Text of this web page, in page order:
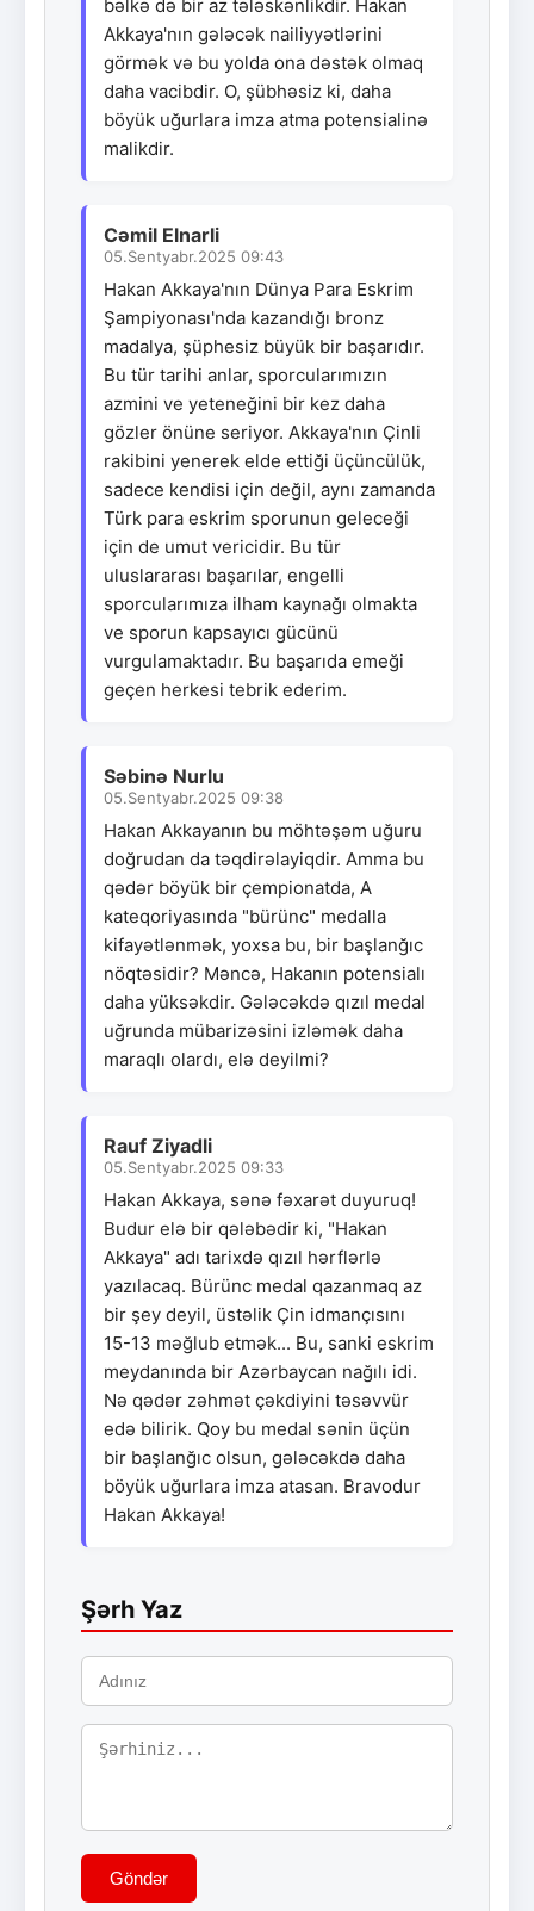
bəlkə də bir az tələskənlikdir. Hakan
Akkaya'nın gələcək nailiyyətlərini
görmək və bu yolda ona dəstək olmaq
daha vacibdir. O, şübhəsiz ki, daha
böyük uğurlara imza atma potensialinə
malikdir.
Cəmil Elnarli
05.Sentyabr.2025 09:43
Hakan Akkaya'nın Dünya Para Eskrim
Şampiyonası'nda kazandığı bronz
madalya, şüphesiz büyük bir başarıdır.
Bu tür tarihi anlar, sporcularımızın
azmini ve yeteneğini bir kez daha
gözler önüne seriyor. Akkaya'nın Çinli
rakibini yenerek elde ettiği üçüncülük,
sadece kendisi için değil, aynı zamanda
Türk para eskrim sporunun geleceği
için de umut vericidir. Bu tür
uluslararası başarılar, engelli
sporcularımıza ilham kaynağı olmakta
ve sporun kapsayıcı gücünü
vurgulamaktadır. Bu başarıda emeği
geçen herkesi tebrik ederim.
Səbinə Nurlu
05.Sentyabr.2025 09:38
Hakan Akkayanın bu möhtəşəm uğuru
doğrudan da təqdirəlayiqdir. Amma bu
qədər böyük bir çempionatda, A
kateqoriyasında "bürünc" medalla
kifayətlənmək, yoxsa bu, bir başlanğıc
nöqtəsidir? Məncə, Hakanın potensialı
daha yüksəkdir. Gələcəkdə qızıl medal
uğrunda mübarizəsini izləmək daha
maraqlı olardı, elə deyilmi?
Rauf Ziyadli
05.Sentyabr.2025 09:33
Hakan Akkaya, sənə fəxarət duyuruq!
Budur elə bir qələbədir ki, "Hakan
Akkaya" adı tarixdə qızıl hərflərlə
yazılacaq. Bürünc medal qazanmaq az
bir şey deyil, üstəlik Çin idmançısını
15-13 məğlub etmək... Bu, sanki eskrim
meydanında bir Azərbaycan nağılı idi.
Nə qədər zəhmət çəkdiyini təsəvvür
edə bilirik. Qoy bu medal sənin üçün
bir başlanğıc olsun, gələcəkdə daha
böyük uğurlara imza atasan. Bravodur
Hakan Akkaya!
Şərh Yaz
Göndər